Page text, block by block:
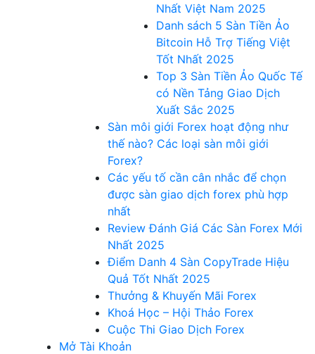
Nhất Việt Nam 2025
Danh sách 5 Sàn Tiền Ảo
Bitcoin Hỗ Trợ Tiếng Việt
Tốt Nhất 2025
Top 3 Sàn Tiền Ảo Quốc Tế
có Nền Tảng Giao Dịch
Xuất Sắc 2025
Sàn môi giới Forex hoạt động như
thế nào? Các loại sàn môi giới
Forex?
Các yếu tố cần cân nhắc để chọn
được sàn giao dịch forex phù hợp
nhất
Review Đánh Giá Các Sàn Forex Mới
Nhất 2025
Điểm Danh 4 Sàn CopyTrade Hiệu
Quả Tốt Nhất 2025
Thưởng & Khuyến Mãi Forex
Khoá Học – Hội Thảo Forex
Cuộc Thi Giao Dịch Forex
Mở Tài Khoản